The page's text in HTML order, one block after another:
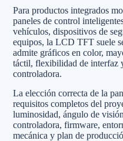
Para productos integrados
paneles de control
vehículos, dispositivos de
equipos, la LCD TFT suele
admite gráficos en color,
táctil, flexibilidad de interfaz
controladora.
La elección correcta de la
requisitos completos del
luminosidad, ángulo de
controladora, firmware,
mecánica y plan de